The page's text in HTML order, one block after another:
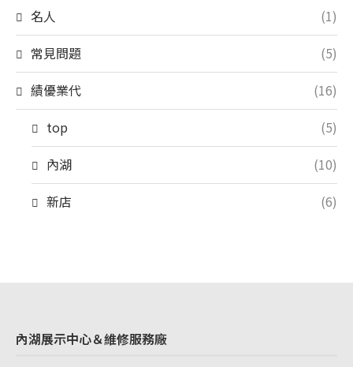
名人
(1)
常見問題
(5)
績優業代
(16)
top
(5)
內湖
(10)
新店
(6)
內湖展示中心＆維修服務廠